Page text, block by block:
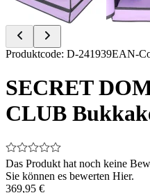
Item
of
12
Produktcode: D-241939EAN-
SECRET
CLUB
Das Produkt hat noch keine
Sie können es bewerten Hier.
369,95 €